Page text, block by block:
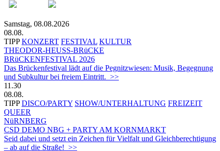
Samstag, 08.08.2026
08.08.
TIPP KONZERT FESTIVAL KULTUR
THEODOR-HEUSS-BRüCKE
BRüCKENFESTIVAL 2026
Das Brückenfestival lädt auf die Pegnitzwiesen: Musik, Begegnung
und Subkultur bei freiem Eintritt. >>
11.30
08.08.
TIPP DISCO/PARTY SHOW/UNTERHALTUNG FREIZEIT
QUEER
NüRNBERG
CSD DEMO NBG + PARTY AM KORNMARKT
Seid dabei und setzt ein Zeichen für Vielfalt und Gleichberechtigung
– ab auf die Straße! >>